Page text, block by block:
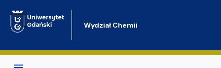
Wydział Chemii